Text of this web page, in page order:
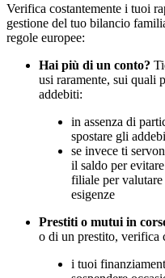
Verifica costantemente i tuoi
gestione del tuo bilancio
regole europee:
Hai più di un conto?
usi raramente, sui quali
addebiti:
in assenza di
spostare gli
se invece ti
il saldo per
filiale per
esigenze
Prestiti o mutui in
o di un prestito, verifica
i tuoi